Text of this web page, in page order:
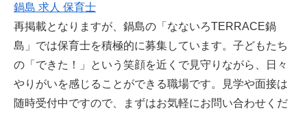
鍋島 求人 保育士
再掲載となりますが、鍋島の「なないろTERRACE鍋
島」では保育士を積極的に募集しています。子どもたち
の「できた！」という笑顔を近くで見守りながら、日々
やりがいを感じることができる職場です。見学や面接は
随時受付中ですので、まずはお気軽にお問い合わせくだ